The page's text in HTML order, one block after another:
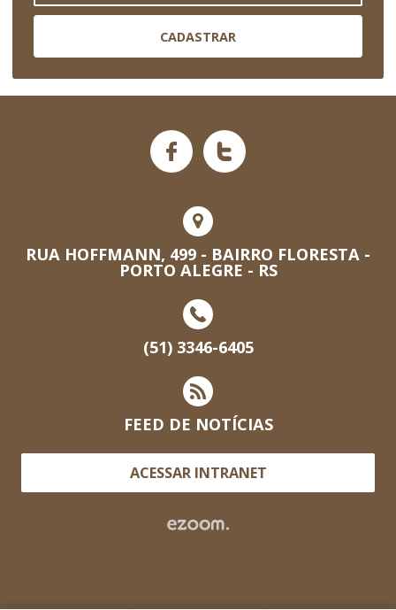
CADASTRAR
RUA HOFFMANN, 499 - BAIRRO FLORESTA -
PORTO ALEGRE - RS
(51) 3346-6405
FEED DE NOTÍCIAS
ACESSAR INTRANET